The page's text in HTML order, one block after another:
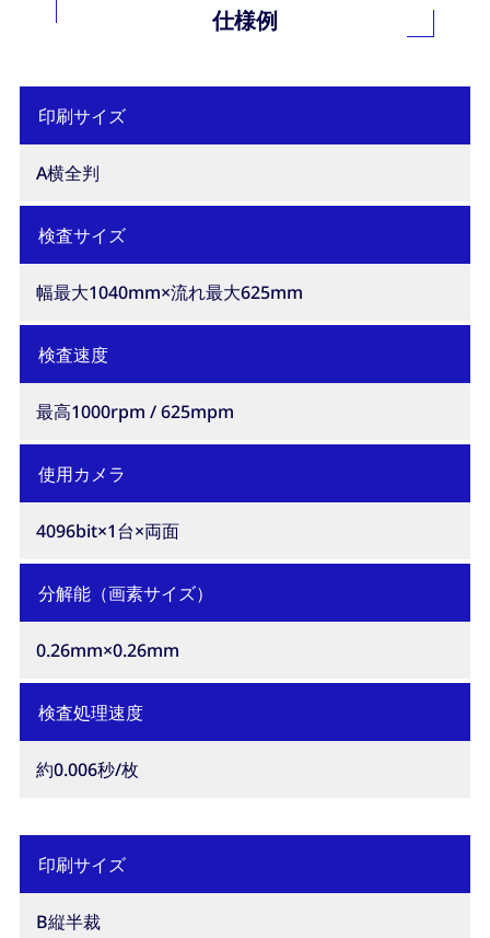
仕様例
印刷サイズ
A横全判
検査サイズ
幅最大1040mm×流れ最大625mm
検査速度
最高1000rpm / 625mpm
使用カメラ
4096bit×1台×両面
分解能（画素サイズ）
0.26mm×0.26mm
検査処理速度
約0.006秒/枚
印刷サイズ
B縦半裁